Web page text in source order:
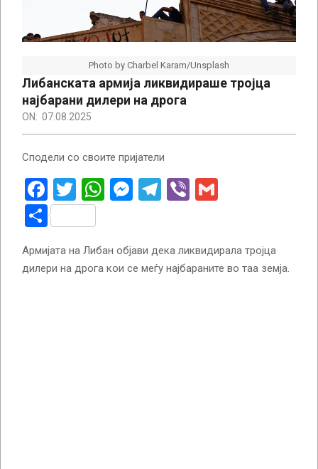
Photo by Charbel Karam/Unsplash
Либанската армија ликвидираше тројца
најбарани дилери на дрога
ON: 07.08.2025
Сподели со своите пријатели
Facebook
Twitter
WhatsApp
Messenger
Telegram
Viber
Share
Армијата на Либан објави дека ликвидирала тројца
дилери на дрога кои се меѓу најбараните во таа земја.